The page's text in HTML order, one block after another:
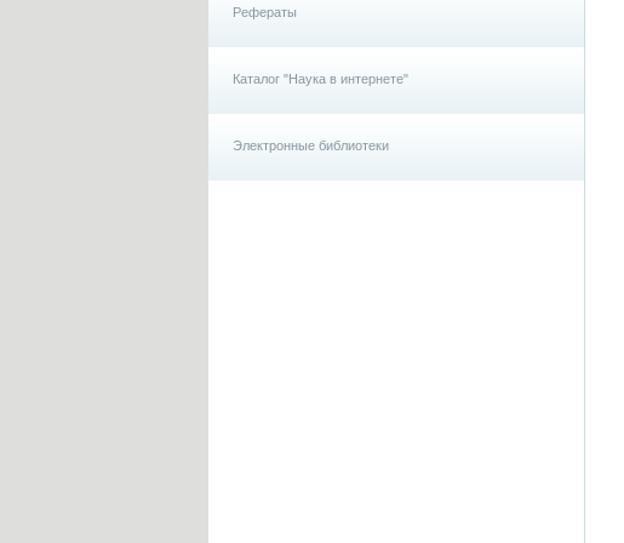
Рефераты
Каталог "Наука в интернете"
Электронные библиотеки